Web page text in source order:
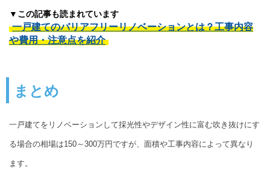
▼この記事も読まれています
一戸建てのバリアフリーリノベーションとは？工事内容
や費用・注意点を紹介
まとめ
一戸建てをリノベーションして採光性やデザイン性に富む吹き抜けにす
る場合の相場は150～300万円ですが、面積や工事内容によって異なり
ます。